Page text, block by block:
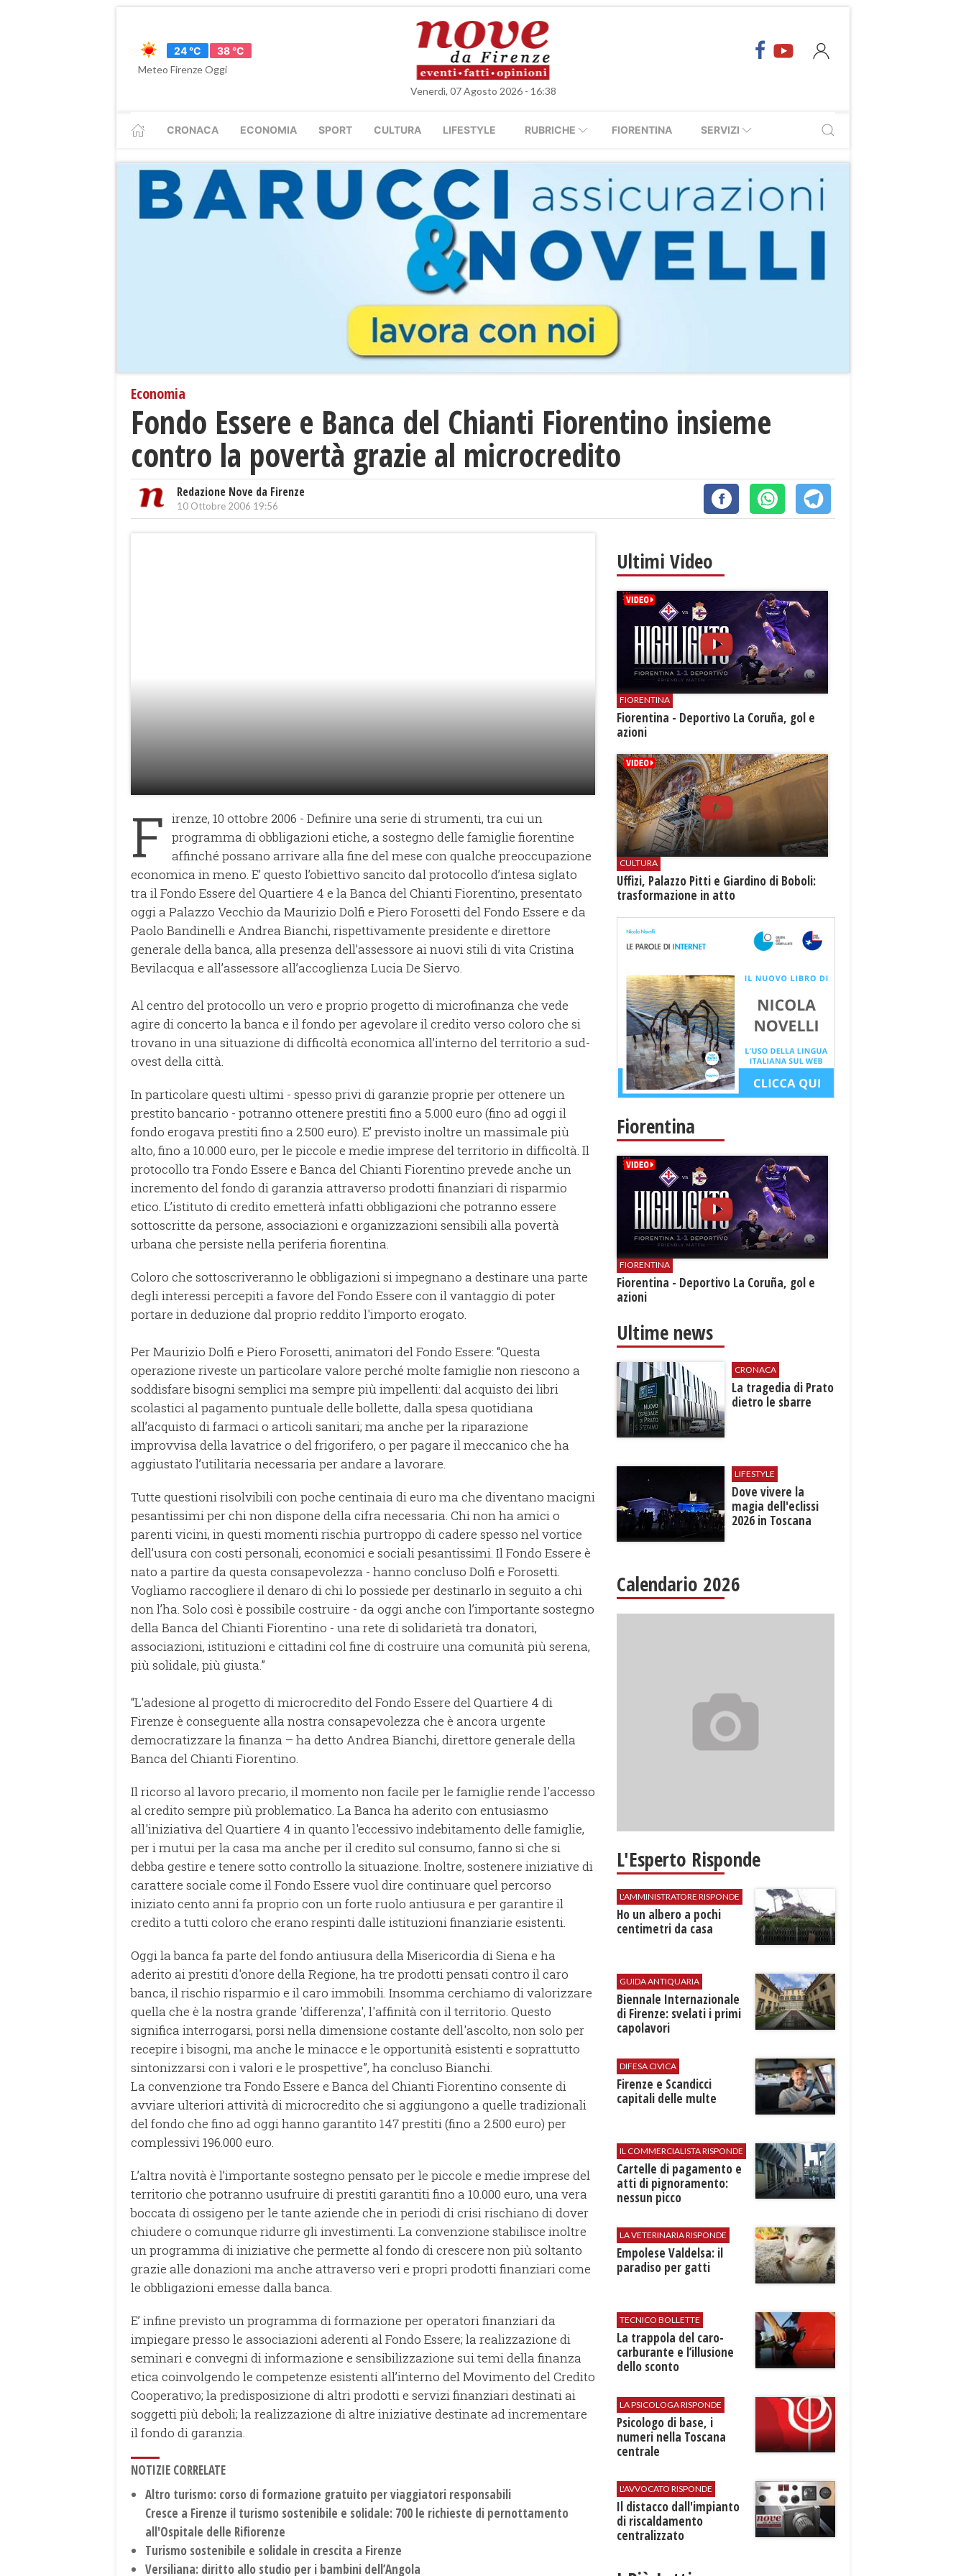
24 °C
38 °C
Meteo Firenze Oggi
Venerdì, 07 Agosto 2026 - 16:38
CRONACA ECONOMIA SPORT CULTURA LIFESTYLE RUBRICHE FIORENTINA SERVIZI
Economia
Fondo Essere e Banca del Chianti Fiorentino insieme
contro la povertà grazie al microcredito
Redazione Nove da Firenze
10 Ottobre 2006 19:56
F irenze, 10 ottobre 2006 - Definire una serie di strumenti, tra cui un
programma di obbligazioni etiche, a sostegno delle famiglie fiorentine
affinché possano arrivare alla fine del mese con qualche preoccupazione
economica in meno. E’ questo l’obiettivo sancito dal protocollo d’intesa siglato
tra il Fondo Essere del Quartiere 4 e la Banca del Chianti Fiorentino, presentato
oggi a Palazzo Vecchio da Maurizio Dolfi e Piero Forosetti del Fondo Essere e da
Paolo Bandinelli e Andrea Bianchi, rispettivamente presidente e direttore
generale della banca, alla presenza dell’assessore ai nuovi stili di vita Cristina
Bevilacqua e all’assessore all’accoglienza Lucia De Siervo.
Al centro del protocollo un vero e proprio progetto di microfinanza che vede
agire di concerto la banca e il fondo per agevolare il credito verso coloro che si
trovano in una situazione di difficoltà economica all’interno del territorio a sud-
ovest della città.
In particolare questi ultimi - spesso privi di garanzie proprie per ottenere un
prestito bancario - potranno ottenere prestiti fino a 5.000 euro (fino ad oggi il
fondo erogava prestiti fino a 2.500 euro). E’ previsto inoltre un massimale più
alto, fino a 10.000 euro, per le piccole e medie imprese del territorio in difficoltà. Il
protocollo tra Fondo Essere e Banca del Chianti Fiorentino prevede anche un
incremento del fondo di garanzia attraverso prodotti finanziari di risparmio
etico. L’istituto di credito emetterà infatti obbligazioni che potranno essere
sottoscritte da persone, associazioni e organizzazioni sensibili alla povertà
urbana che persiste nella periferia fiorentina.
Coloro che sottoscriveranno le obbligazioni si impegnano a destinare una parte
degli interessi percepiti a favore del Fondo Essere con il vantaggio di poter
portare in deduzione dal proprio reddito l'importo erogato.
Per Maurizio Dolfi e Piero Forosetti, animatori del Fondo Essere: “Questa
operazione riveste un particolare valore perché molte famiglie non riescono a
soddisfare bisogni semplici ma sempre più impellenti: dal acquisto dei libri
scolastici al pagamento puntuale delle bollette, dalla spesa quotidiana
all’acquisto di farmaci o articoli sanitari; ma anche per la riparazione
improvvisa della lavatrice o del frigorifero, o per pagare il meccanico che ha
aggiustato l’utilitaria necessaria per andare a lavorare.
Tutte questioni risolvibili con poche centinaia di euro ma che diventano macigni
pesantissimi per chi non dispone della cifra necessaria. Chi non ha amici o
parenti vicini, in questi momenti rischia purtroppo di cadere spesso nel vortice
dell’usura con costi personali, economici e sociali pesantissimi. Il Fondo Essere è
nato a partire da questa consapevolezza - hanno concluso Dolfi e Forosetti.
Vogliamo raccogliere il denaro di chi lo possiede per destinarlo in seguito a chi
non l’ha. Solo così è possibile costruire - da oggi anche con l’importante sostegno
della Banca del Chianti Fiorentino - una rete di solidarietà tra donatori,
associazioni, istituzioni e cittadini col fine di costruire una comunità più serena,
più solidale, più giusta.”
“L'adesione al progetto di microcredito del Fondo Essere del Quartiere 4 di
Firenze è conseguente alla nostra consapevolezza che è ancora urgente
democratizzare la finanza – ha detto Andrea Bianchi, direttore generale della
Banca del Chianti Fiorentino.
Il ricorso al lavoro precario, il momento non facile per le famiglie rende l'accesso
al credito sempre più problematico. La Banca ha aderito con entusiasmo
all'iniziativa del Quartiere 4 in quanto l'eccessivo indebitamento delle famiglie,
per i mutui per la casa ma anche per il credito sul consumo, fanno sì che si
debba gestire e tenere sotto controllo la situazione. Inoltre, sostenere iniziative di
carattere sociale come il Fondo Essere vuol dire continuare quel percorso
iniziato cento anni fa proprio con un forte ruolo antiusura e per garantire il
credito a tutti coloro che erano respinti dalle istituzioni finanziarie esistenti.
Oggi la banca fa parte del fondo antiusura della Misericordia di Siena e ha
aderito ai prestiti d'onore della Regione, ha tre prodotti pensati contro il caro
banca, il rischio risparmio e il caro immobili. Insomma cerchiamo di valorizzare
quella che è la nostra grande 'differenza', l'affinità con il territorio. Questo
significa interrogarsi, porsi nella dimensione costante dell'ascolto, non solo per
recepire i bisogni, ma anche le minacce e le opportunità esistenti e soprattutto
sintonizzarsi con i valori e le prospettive”, ha concluso Bianchi.
La convenzione tra Fondo Essere e Banca del Chianti Fiorentino consente di
avviare ulteriori attività di microcredito che si aggiungono a quelle tradizionali
del fondo che fino ad oggi hanno garantito 147 prestiti (fino a 2.500 euro) per
complessivi 196.000 euro.
L’altra novità è l’importante sostegno pensato per le piccole e medie imprese del
territorio che potranno usufruire di prestiti garantiti fino a 10.000 euro, una vera
boccata di ossigeno per le tante aziende che in periodi di crisi rischiano di dover
chiudere o comunque ridurre gli investimenti. La convenzione stabilisce inoltre
un programma di iniziative che permette al fondo di crescere non più soltanto
grazie alle donazioni ma anche attraverso veri e propri prodotti finanziari come
le obbligazioni emesse dalla banca.
E’ infine previsto un programma di formazione per operatori finanziari da
impiegare presso le associazioni aderenti al Fondo Essere; la realizzazione di
seminari e convegni di informazione e sensibilizzazione sui temi della finanza
etica coinvolgendo le competenze esistenti all’interno del Movimento del Credito
Cooperativo; la predisposizione di altri prodotti e servizi finanziari destinati ai
soggetti più deboli; la realizzazione di altre iniziative destinate ad incrementare
il fondo di garanzia.
NOTIZIE CORRELATE
Altro turismo: corso di formazione gratuito per viaggiatori responsabili
Cresce a Firenze il turismo sostenibile e solidale: 700 le richieste di pernottamento
all'Ospitale delle Rifiorenze
Turismo sostenibile e solidale in crescita a Firenze
Versiliana: diritto allo studio per i bambini dell’Angola
Ultimi Video
FIORENTINA
Fiorentina - Deportivo La Coruña, gol e
azioni
CULTURA
Uffizi, Palazzo Pitti e Giardino di Boboli:
trasformazione in atto
Fiorentina
FIORENTINA
Fiorentina - Deportivo La Coruña, gol e
azioni
Ultime news
CRONACA
La tragedia di Prato
​dietro le sbarre
LIFESTYLE
Dove vivere la
magia dell'eclissi
2026 in Toscana
Calendario 2026
L'Esperto Risponde
L'AMMINISTRATORE RISPONDE
Ho un albero a pochi
centimetri da casa
GUIDA ANTIQUARIA
Biennale Internazionale
di Firenze: svelati i primi
capolavori
DIFESA CIVICA
Firenze e Scandicci
capitali delle multe
IL COMMERCIALISTA RISPONDE
Cartelle di pagamento e
atti di pignoramento:
nessun picco
LA VETERINARIA RISPONDE
Empolese Valdelsa: il
paradiso per gatti
TECNICO BOLLETTE
​La trappola del caro-
carburante e l’illusione
dello sconto
LA PSICOLOGA RISPONDE
Psicologo di base, i
numeri nella Toscana
centrale
L'AVVOCATO RISPONDE
Il distacco dall'impianto
di riscaldamento
centralizzato